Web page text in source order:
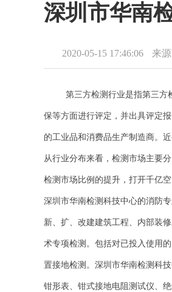
深圳市华南
2020-05-15 17:46:06 来
第三方检测行业是指第三方
保等方面进行评定，并出具评定
的工业品和消费品生产制造商。
从行业分布来看，检测市场主要
检测市场比例的提升，打开千亿
深圳市华南检测科技中心的消防
新、扩、改建建筑工程、内部装
术专项检测。包括对已投入使用
置接地检测。深圳市华南检测科
钳形表、钳式接地电阻测试仪、